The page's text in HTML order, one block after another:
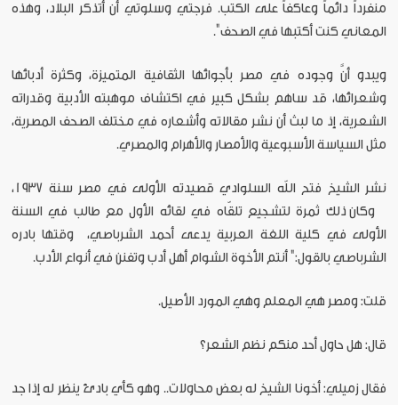
منفرداً دائماً وعاكفاً على الكتب. فرجتي وسلوتي أن أتذكر البلاد، وهذه
المعاني كنت أكتبها في الصحف".
ويبدو أنَّ وجوده في مصر بأجوائها الثقافية المتميزة، وكثرة أدبائها
وشعرائها، قد ساهم بشكل كبير في اكتشاف موهبته الأدبية وقدراته
الشعرية، إذ ما لبث أن نشر مقالاته وأشعاره في مختلف الصحف المصرية،
مثل السياسة الأسبوعية والأمصار والأهرام والمصري.
نشر الشيخ فتح الله السلوادي قصيدته الأولى في مصر سنة 1937،
وكان ذلك ثمرة لتشجيع تلقّاه في لقائه الأول مع طالب في السنة
الأولى في كلية اللغة العربية يدعى أحمد الشرباصي، وقتها بادره
الشرباصي بالقول:" أنتم الأخوة الشوام أهل أدب وتفنن في أنواع الأدب.
قلت: ومصر هي المعلم وهي المورد الأصيل.
قال: هل حاول أحد منكم نظم الشعر؟
فقال زميلي: أخونا الشيخ له بعض محاولات.. وهو كأي بادئ ينظر له إذا جد